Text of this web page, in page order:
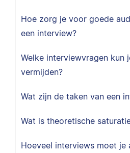
Hoe zorg je voor goede
een interview?
Welke interviewvragen kun
vermijden?
Wat zijn de taken van een
Wat is theoretische
Hoeveel interviews moet je